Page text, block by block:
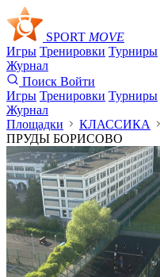
SPORT MOVE
Игры Тренировки Турниры
Журнал
Поиск Войти
Игры Тренировки Турниры
Журнал
Площадки
КЛАССИКА
ПРУДЫ БОРИСОВО